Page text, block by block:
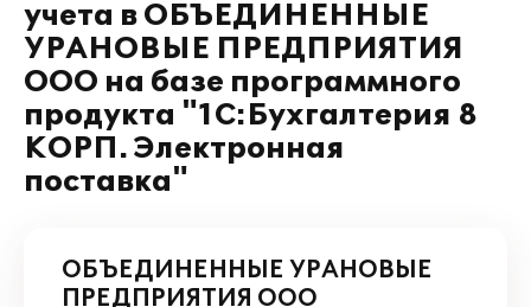
учета в ОБЪЕДИНЕННЫЕ
УРАНОВЫЕ ПРЕДПРИЯТИЯ
ООО на базе программного
продукта "1С:Бухгалтерия 8
КОРП. Электронная
поставка"
ОБЪЕДИНЕННЫЕ УРАНОВЫЕ
ПРЕДПРИЯТИЯ ООО